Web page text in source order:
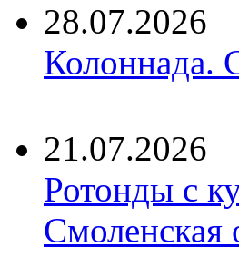
28.07.2026
Колоннада.
21.07.2026
Ротонды с
Смоленская